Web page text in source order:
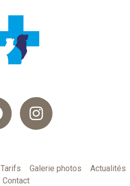
Tarifs Galerie photos
Actualités
Contact